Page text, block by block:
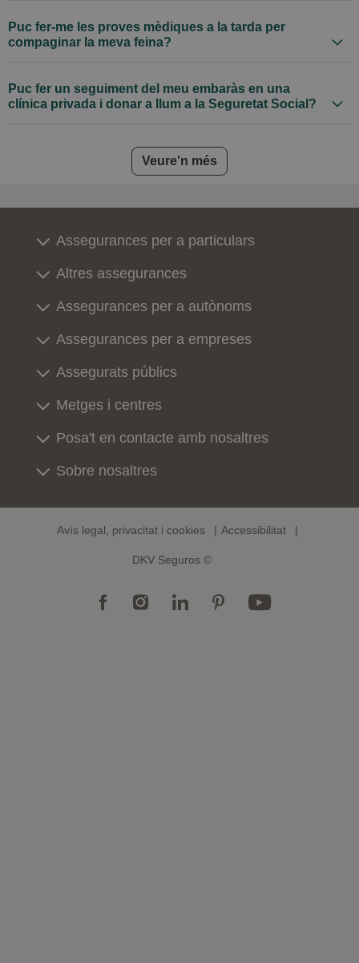
Puc fer-me les proves mèdiques a la tarda per
compaginar la meva feina?
Puc fer un seguiment del meu embaràs en una
clínica privada i donar a llum a la Seguretat Social?
Veure'n més
frequently asked questions
Assegurances per a particulars
Altres assegurances
Assegurances per a autònoms
Assegurances per a empreses
Assegurats públics
Metges i centres
Posa't en contacte amb nosaltres
Sobre nosaltres
Avís legal, privacitat i cookies Accessibilitat
DKV Seguros ©